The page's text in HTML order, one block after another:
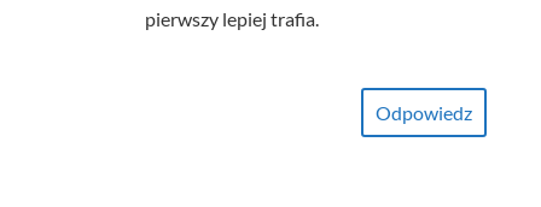
pierwszy lepiej trafia.
Odpowiedz